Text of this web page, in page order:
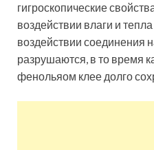
гигроскопические
воздействии влаги и
воздействии соединения
разрушаются, в то время
фенольяом клее долго